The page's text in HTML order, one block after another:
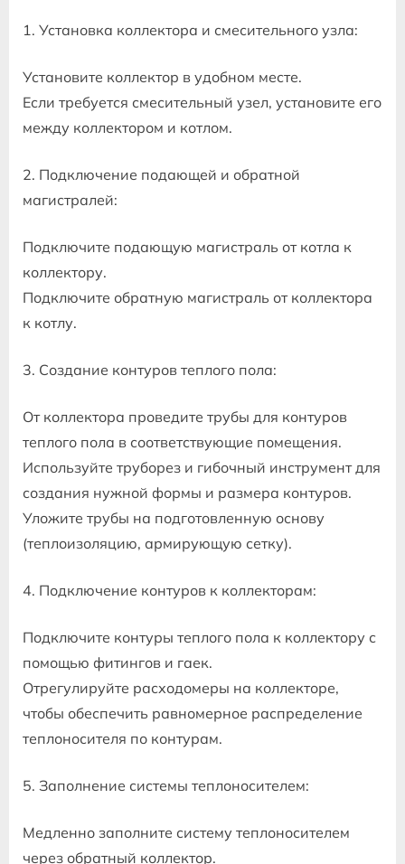
1. Установка коллектора и смесительного узла:
Установите коллектор в удобном месте.
Если требуется смесительный узел, установите его
между коллектором и котлом.
2. Подключение подающей и обратной
магистралей:
Подключите подающую магистраль от котла к
коллектору.
Подключите обратную магистраль от коллектора
к котлу.
3. Создание контуров теплого пола:
От коллектора проведите трубы для контуров
теплого пола в соответствующие помещения.
Используйте труборез и гибочный инструмент для
создания нужной формы и размера контуров.
Уложите трубы на подготовленную основу
(теплоизоляцию, армирующую сетку).
4. Подключение контуров к коллекторам:
Подключите контуры теплого пола к коллектору с
помощью фитингов и гаек.
Отрегулируйте расходомеры на коллекторе,
чтобы обеспечить равномерное распределение
теплоносителя по контурам.
5. Заполнение системы теплоносителем:
Медленно заполните систему теплоносителем
через обратный коллектор.